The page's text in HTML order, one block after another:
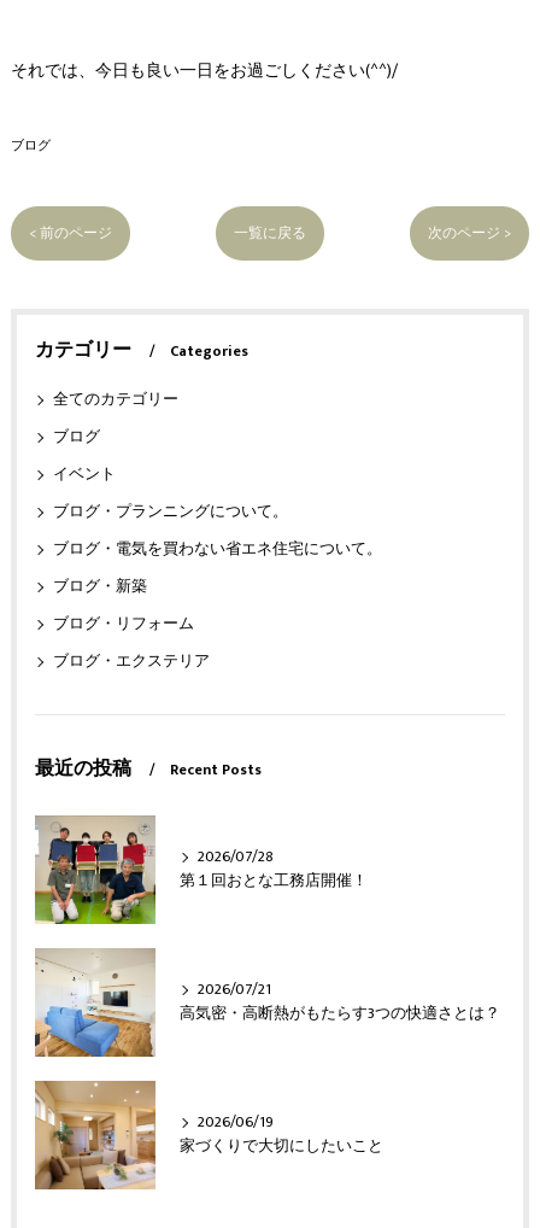
それでは、今日も良い一日をお過ごしください(^^)/
ブログ
< 前のページ 一覧に戻る 次のページ >
カテゴリー
Categories
全てのカテゴリー
ブログ
イベント
ブログ・プランニングについて。
ブログ・電気を買わない省エネ住宅について。
ブログ・新築
ブログ・リフォーム
ブログ・エクステリア
最近の投稿 Recent Posts
2026/07/28
第１回おとな工務店開催！
2026/07/21
高気密・高断熱がもたらす3つの快適さとは？
2026/06/19
家づくりで大切にしたいこと